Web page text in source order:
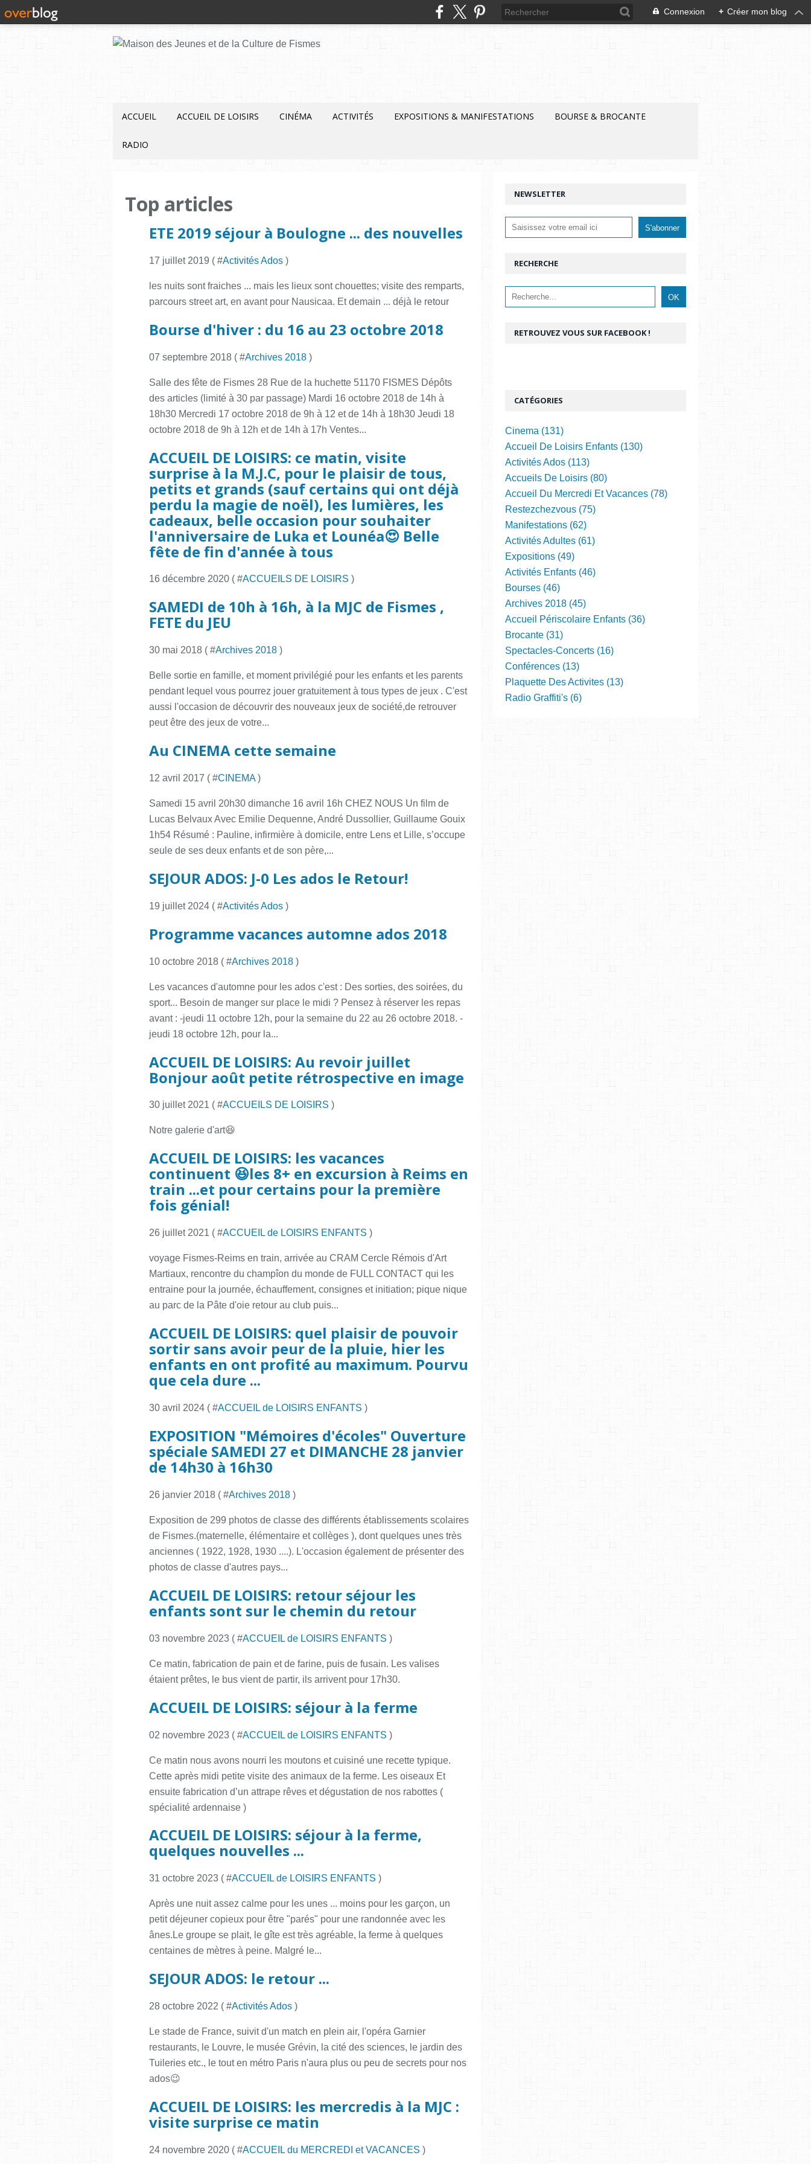
Connexion + Créer mon blog
ACCUEIL ACCUEIL DE LOISIRS CINÉMA ACTIVITÉS EXPOSITIONS & MANIFESTATIONS BOURSE & BROCANTE
RADIO
Top articles
ETE 2019 séjour à Boulogne ... des nouvelles
17 juillet 2019 ( #Activités Ados )
les nuits sont fraiches ... mais les lieux sont chouettes; visite des remparts,
parcours street art, en avant pour Nausicaa. Et demain ... déjà le retour
Bourse d'hiver : du 16 au 23 octobre 2018
07 septembre 2018 ( #Archives 2018 )
Salle des fête de Fismes 28 Rue de la huchette 51170 FISMES Dépôts
des articles (limité à 30 par passage) Mardi 16 octobre 2018 de 14h à
18h30 Mercredi 17 octobre 2018 de 9h à 12 et de 14h à 18h30 Jeudi 18
octobre 2018 de 9h à 12h et de 14h à 17h Ventes...
ACCUEIL DE LOISIRS: ce matin, visite
surprise à la M.J.C, pour le plaisir de tous,
petits et grands (sauf certains qui ont déjà
perdu la magie de noël), les lumières, les
cadeaux, belle occasion pour souhaiter
l'anniversaire de Luka et Lounéa😍 Belle
fête de fin d'année à tous
16 décembre 2020 ( #ACCUEILS DE LOISIRS )
SAMEDI de 10h à 16h, à la MJC de Fismes ,
FETE du JEU
30 mai 2018 ( #Archives 2018 )
Belle sortie en famille, et moment privilégié pour les enfants et les parents
pendant lequel vous pourrez jouer gratuitement à tous types de jeux . C'est
aussi l'occasion de découvrir des nouveaux jeux de société,de retrouver
peut être des jeux de votre...
Au CINEMA cette semaine
12 avril 2017 ( #CINEMA)
Samedi 15 avril 20h30 dimanche 16 avril 16h CHEZ NOUS Un film de
Lucas Belvaux Avec Emilie Dequenne, André Dussollier, Guillaume Gouix
1h54 Résumé : Pauline, infirmière à domicile, entre Lens et Lille, s’occupe
seule de ses deux enfants et de son père,...
SEJOUR ADOS: J-0 Les ados le Retour!
19 juillet 2024 ( #Activités Ados )
Programme vacances automne ados 2018
10 octobre 2018 ( #Archives 2018 )
Les vacances d'automne pour les ados c'est : Des sorties, des soirées, du
sport... Besoin de manger sur place le midi ? Pensez à réserver les repas
avant : -jeudi 11 octobre 12h, pour la semaine du 22 au 26 octobre 2018. -
jeudi 18 octobre 12h, pour la...
ACCUEIL DE LOISIRS: Au revoir juillet
Bonjour août petite rétrospective en image
30 juillet 2021 ( #ACCUEILS DE LOISIRS )
Notre galerie d'art😆
ACCUEIL DE LOISIRS: les vacances
continuent 😆les 8+ en excursion à Reims en
train ...et pour certains pour la première
fois génial!
26 juillet 2021 ( #ACCUEIL de LOISIRS ENFANTS )
voyage Fismes-Reims en train, arrivée au CRAM Cercle Rémois d'Art
Martiaux, rencontre du champîon du monde de FULL CONTACT qui les
entraine pour la journée, échauffement, consignes et initiation; pique nique
au parc de la Pâte d'oie retour au club puis...
ACCUEIL DE LOISIRS: quel plaisir de pouvoir
sortir sans avoir peur de la pluie, hier les
enfants en ont profité au maximum. Pourvu
que cela dure ...
30 avril 2024 ( #ACCUEIL de LOISIRS ENFANTS )
EXPOSITION "Mémoires d'écoles" Ouverture
spéciale SAMEDI 27 et DIMANCHE 28 janvier
de 14h30 à 16h30
26 janvier 2018 ( #Archives 2018 )
Exposition de 299 photos de classe des différents établissements scolaires
de Fismes.(maternelle, élémentaire et collèges ), dont quelques unes très
anciennes ( 1922, 1928, 1930 ....). L'occasion également de présenter des
photos de classe d'autres pays...
ACCUEIL DE LOISIRS: retour séjour les
enfants sont sur le chemin du retour
03 novembre 2023 ( #ACCUEIL de LOISIRS ENFANTS )
Ce matin, fabrication de pain et de farine, puis de fusain. Les valises
étaient prêtes, le bus vient de partir, ils arrivent pour 17h30.
ACCUEIL DE LOISIRS: séjour à la ferme
02 novembre 2023 ( #ACCUEIL de LOISIRS ENFANTS )
Ce matin nous avons nourri les moutons et cuisiné une recette typique.
Cette après midi petite visite des animaux de la ferme. Les oiseaux Et
ensuite fabrication d’un attrape rêves et dégustation de nos rabottes (
spécialité ardennaise )
ACCUEIL DE LOISIRS: séjour à la ferme,
quelques nouvelles ...
31 octobre 2023 ( #ACCUEIL de LOISIRS ENFANTS )
Après une nuit assez calme pour les unes ... moins pour les garçon, un
petit déjeuner copieux pour être "parés" pour une randonnée avec les
ânes.Le groupe se plait, le gîte est très agréable, la ferme à quelques
centaines de mètres à peine. Malgré le...
SEJOUR ADOS: le retour ...
28 octobre 2022 ( #Activités Ados )
Le stade de France, suivit d'un match en plein air, l'opéra Garnier
restaurants, le Louvre, le musée Grévin, la cité des sciences, le jardin des
Tuileries etc., le tout en métro Paris n'aura plus ou peu de secrets pour nos
ados😉
ACCUEIL DE LOISIRS: les mercredis à la MJC :
visite surprise ce matin
24 novembre 2020 ( #ACCUEIL du MERCREDI et VACANCES )
NEWSLETTER
RECHERCHE
CATÉGORIES
Cinema (131)
Accueil De Loisirs Enfants (130)
Activités Ados (113)
Accueils De Loisirs (80)
Accueil Du Mercredi Et Vacances (78)
Restezchezvous (75)
Manifestations (62)
Activités Adultes (61)
Expositions (49)
Activités Enfants (46)
Bourses (46)
Archives 2018 (45)
Accueil Périscolaire Enfants (36)
Brocante (31)
Spectacles-Concerts (16)
Conférences (13)
Plaquette Des Activites (13)
Radio Graffiti's (6)
RETROUVEZ VOUS SUR FACEBOOK !